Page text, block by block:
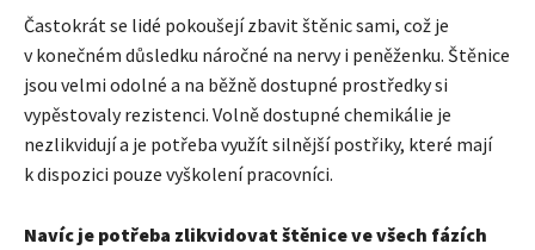
Častokrát se lidé pokoušejí zbavit štěnic sami, což je
v konečném důsledku náročné na nervy i peněženku. Štěnice
jsou velmi odolné a na běžně dostupné prostředky si
vypěstovaly rezistenci. Volně dostupné chemikálie je
nezlikvidují a je potřeba využít silnější postřiky, které mají
k dispozici pouze vyškolení pracovníci.
Navíc je potřeba zlikvidovat štěnice ve všech fázích